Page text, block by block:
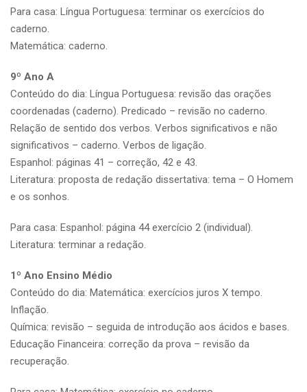
Para casa: Língua Portuguesa: terminar os exercícios do
caderno.
Matemática: caderno.
9º Ano A
Conteúdo do dia: Língua Portuguesa: revisão das orações
coordenadas (caderno). Predicado – revisão no caderno.
Relação de sentido dos verbos. Verbos significativos e não
significativos – caderno. Verbos de ligação.
Espanhol: páginas 41 – correção, 42 e 43.
Literatura: proposta de redação dissertativa: tema – O Homem
e os sonhos.
Para casa: Espanhol: página 44 exercício 2 (individual).
Literatura: terminar a redação.
1º Ano Ensino Médio
Conteúdo do dia: Matemática: exercícios juros X tempo.
Inflação.
Química: revisão – seguida de introdução aos ácidos e bases.
Educação Financeira: correção da prova – revisão da
recuperação.